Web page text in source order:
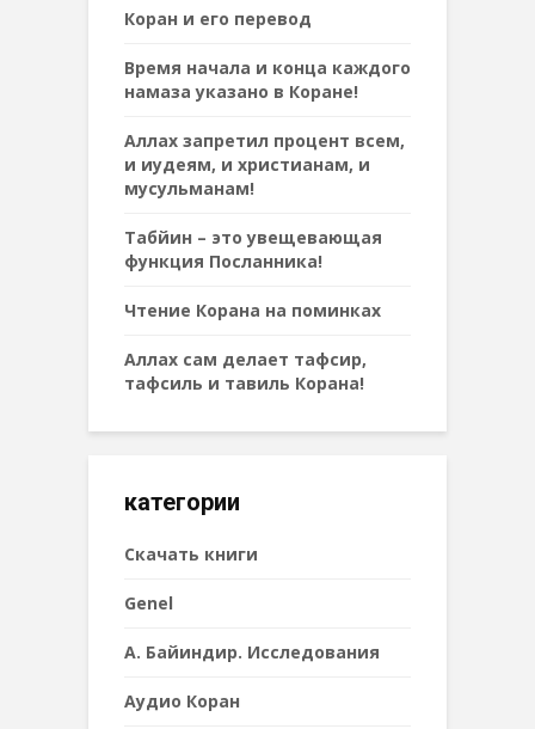
Коран и его перевод
Время начала и конца каждого
намаза указано в Коране!
Аллах запретил процент всем,
и иудеям, и христианам, и
мусульманам!
Табйин – это увещевающая
функция Посланника!
Чтение Корана на поминках
Аллах сам делает тафсир,
тафсиль и тавиль Корана!
категории
Cкачать книги
Genel
А. Байиндир. Исследования
Аудио Коран